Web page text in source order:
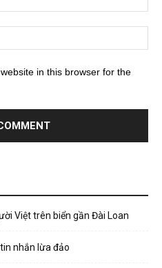
in this browser for the
Việt trên biển gần Đài Loan
nhắn lừa đảo